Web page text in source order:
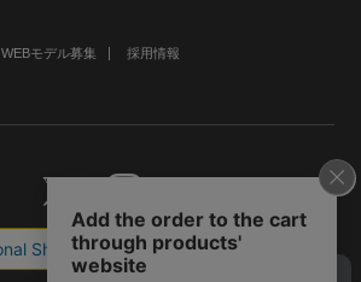
WEBモデル募集 採用情報